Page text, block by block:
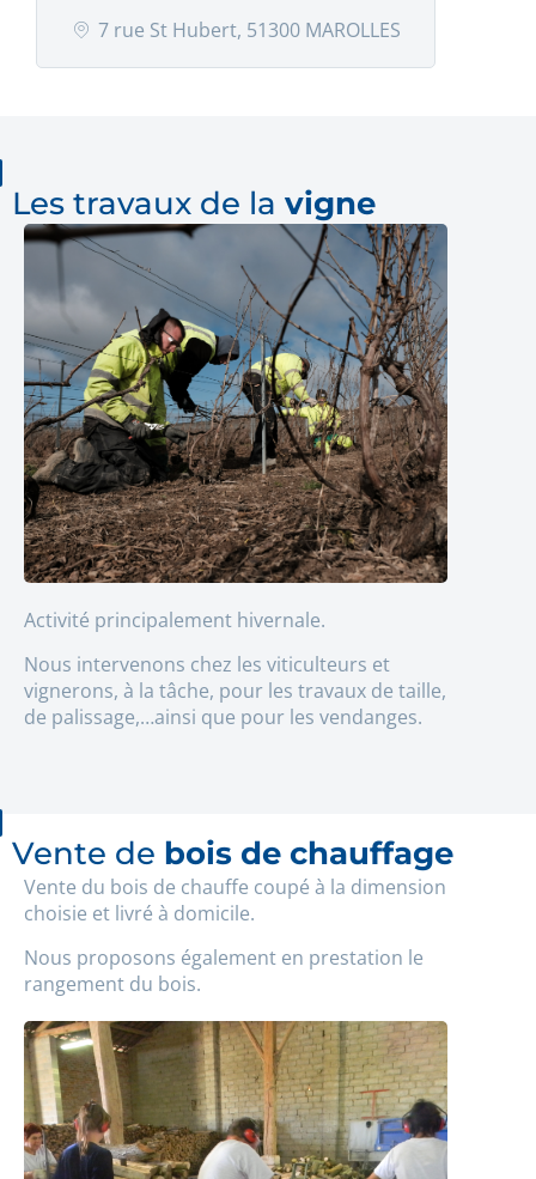
7 rue St Hubert, 51300 MAROLLES
Les travaux de la vigne
Activité principalement hivernale.
Nous intervenons chez les viticulteurs et
vignerons, à la tâche, pour les travaux de taille,
de palissage,…ainsi que pour les vendanges.
Vente de bois de chauffage
Vente du bois de chauffe coupé à la dimension
choisie et livré à domicile.
Nous proposons également en prestation le
rangement du bois.